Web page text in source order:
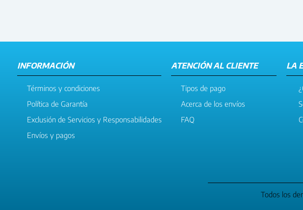
INFORMACIÓN
Términos y condiciones
Política de Garantía
Exclusión de Servicios y Responsabilidades
Envíos y pagos
ATENCIÓN AL CLIENTE
Tipos de pago
Acerca de los envíos
FAQ
LA
Todos los